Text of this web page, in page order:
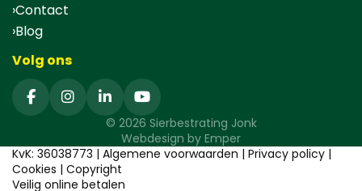
Contact
Blog
Volg ons
© 2026 Sierbestrating Jonk
Webdesign by Emper
KvK: 36038773 | Algemene voorwaarden | Privacy policy |
Cookies | Copyright
Veilig online betalen